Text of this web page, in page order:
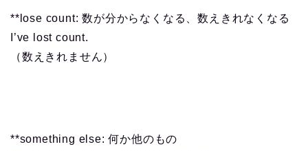
**lose count: 数が分からなくなる、数えきれなくなる
I’ve lost count.
（数えきれません）
**something else: 何か他のもの